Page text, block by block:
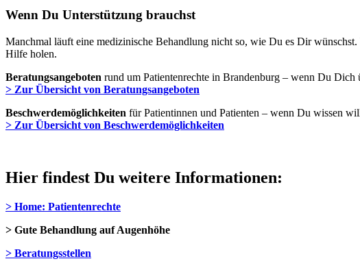
Wenn Du Unterstützung brauchst
Manchmal läuft eine medizinische Behandlung nicht so, wie Du es Dir
Hilfe holen.
Beratungsangeboten rund um Patientenrechte in Brandenburg – wenn Du Dich
> Zur Übersicht von Beratungsangeboten
Beschwerdemöglichkeiten für Patientinnen und Patienten – wenn Du wissen
> Zur Übersicht von Beschwerdemöglichkeiten
Hier findest Du weitere Informationen:
> Home: Patientenrechte
> Gute Behandlung auf Augenhöhe
> Beratungsstellen